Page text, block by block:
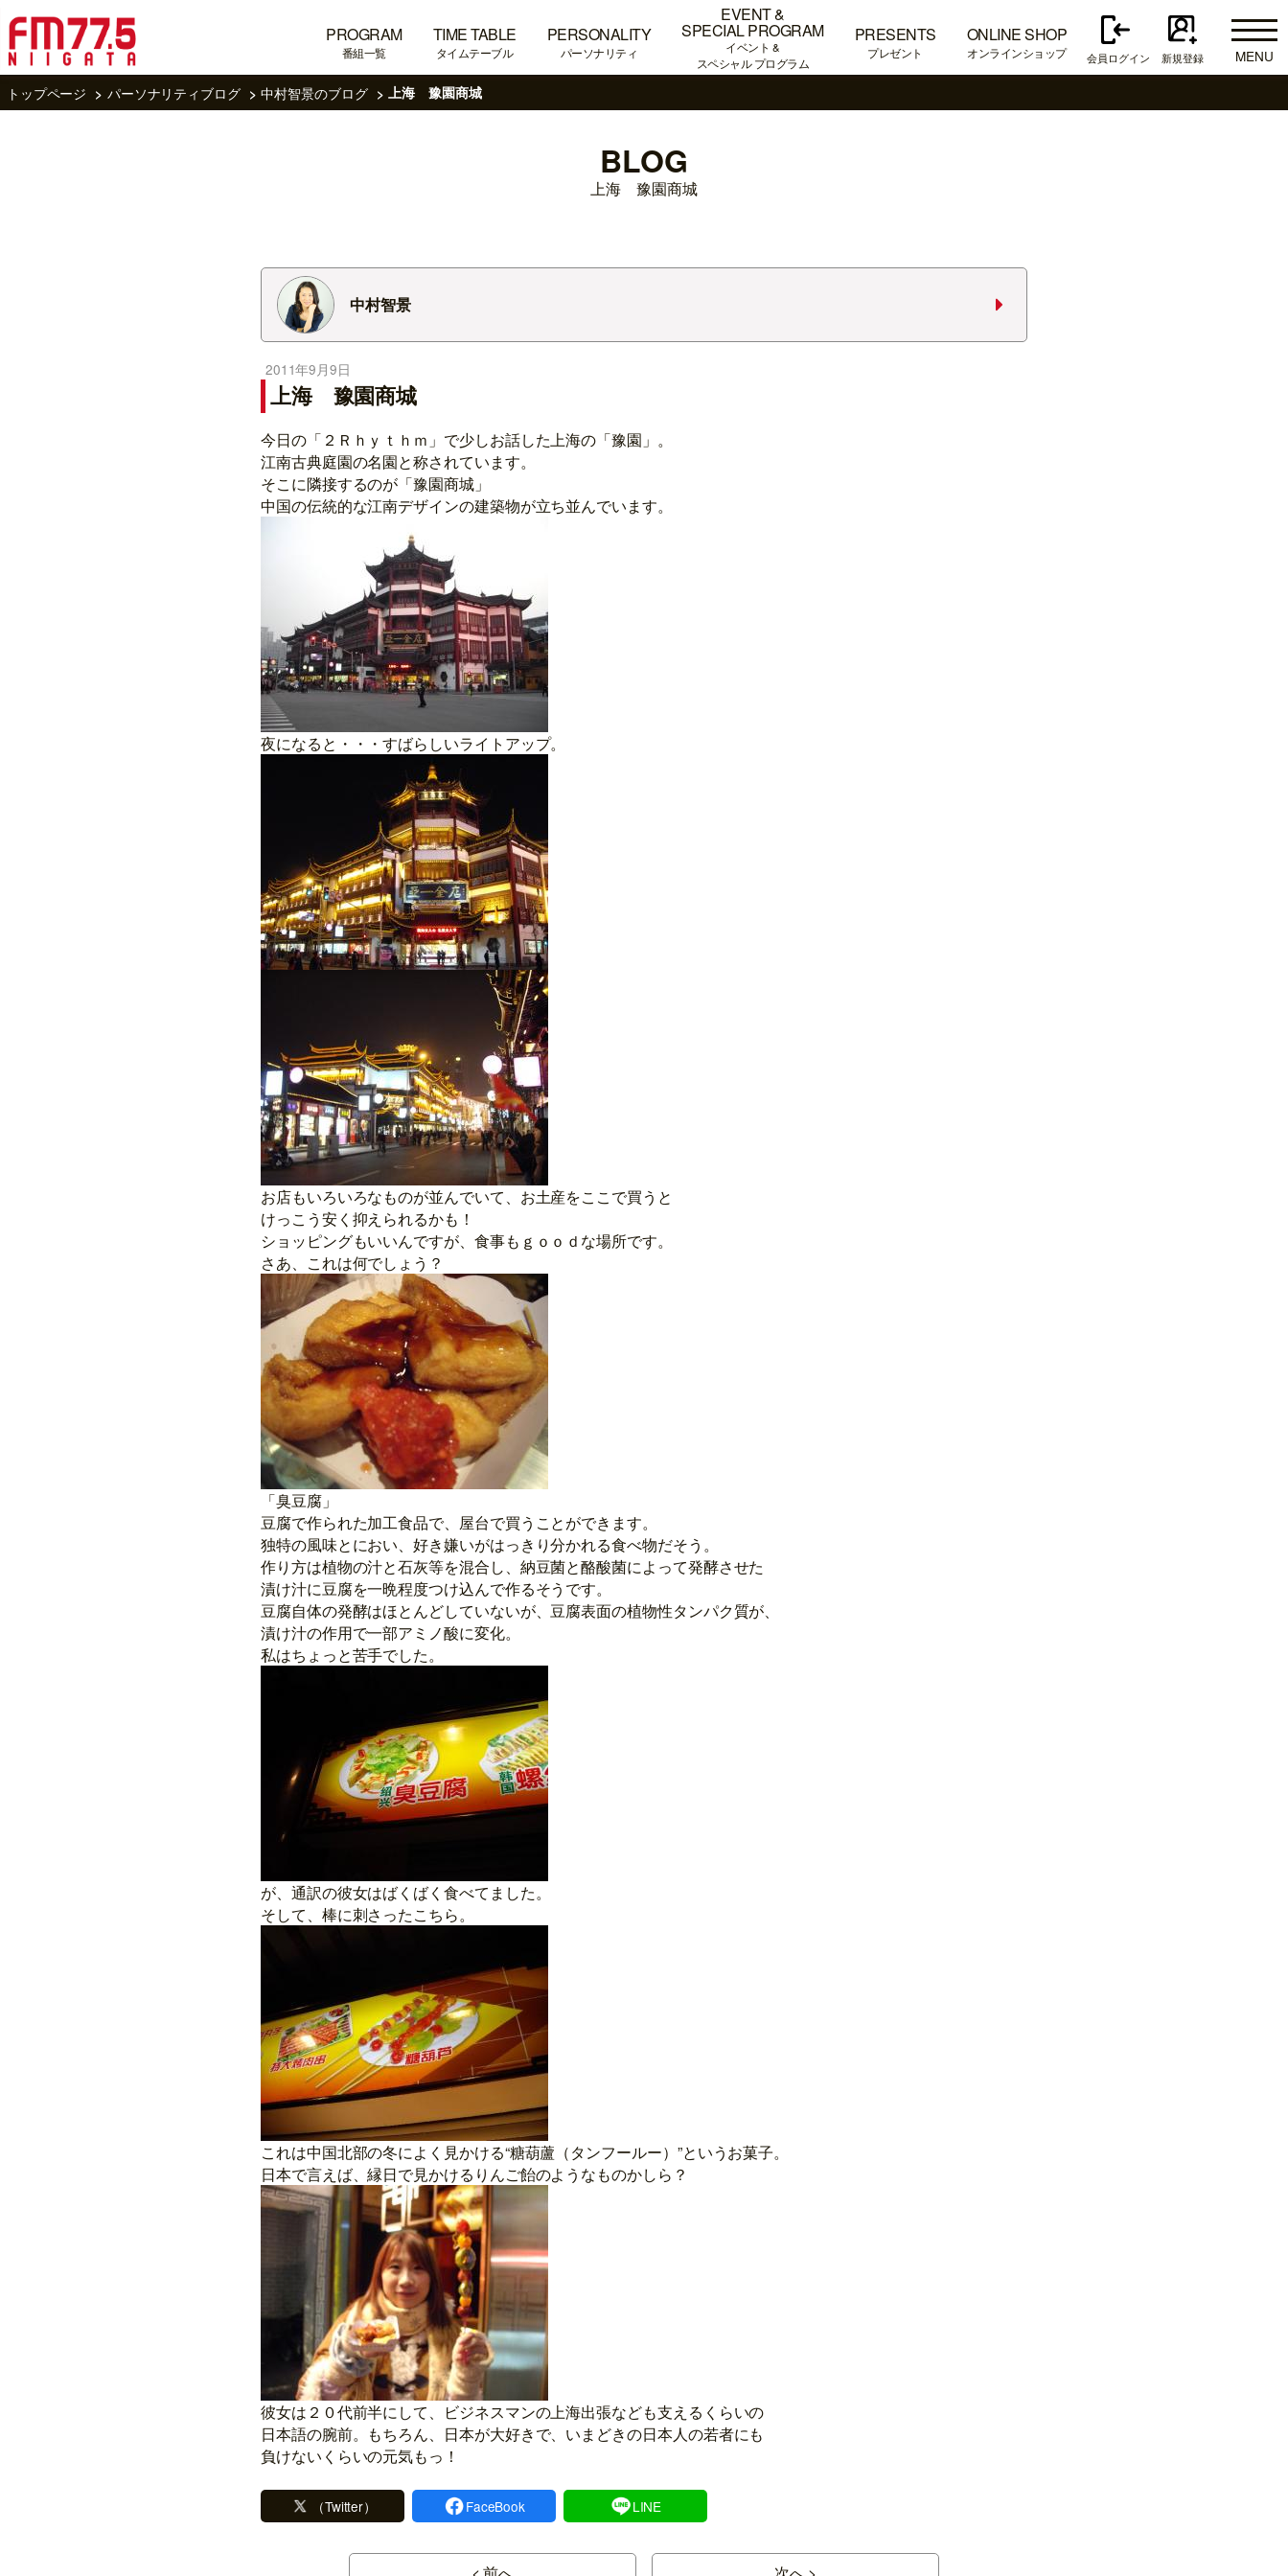
PROGRAM
番組一覧
TIME TABLE
タイムテーブル
PERSONALITY
パーソナリティ
EVENT &
SPECIAL PROGRAM
イベント &
スペシャル プログラム
PRESENTS
プレゼント
ONLINE SHOP
オンラインショップ 会員ログイン 新規登録
MENU
トップページ
パーソナリティブログ 中村智景のブログ 上海 豫園商城
BLOG
上海 豫園商城
中村智景
2011年9月9日
上海 豫園商城
今日の「２Ｒｈｙｔｈｍ」で少しお話した上海の「豫園」。
江南古典庭園の名園と称されています。
そこに隣接するのが「豫園商城」
中国の伝統的な江南デザインの建築物が立ち並んでいます。
夜になると・・・すばらしいライトアップ。
お店もいろいろなものが並んでいて、お土産をここで買うと
けっこう安く抑えられるかも！
ショッピングもいいんですが、食事もｇｏｏｄな場所です。
さあ、これは何でしょう？
「臭豆腐」
豆腐で作られた加工食品で、屋台で買うことができます。
独特の風味とにおい、好き嫌いがはっきり分かれる食べ物だそう。
作り方は植物の汁と石灰等を混合し、納豆菌と酪酸菌によって発酵させた
漬け汁に豆腐を一晩程度つけ込んで作るそうです。
豆腐自体の発酵はほとんどしていないが、豆腐表面の植物性タンパク質が、
漬け汁の作用で一部アミノ酸に変化。
私はちょっと苦手でした。
が、通訳の彼女はばくばく食べてました。
そして、棒に刺さったこちら。
これは中国北部の冬によく見かける“糖葫蘆（タンフールー）”というお菓子。
日本で言えば、縁日で見かけるりんご飴のようなものかしら？
彼女は２０代前半にして、ビジネスマンの上海出張なども支えるくらいの
日本語の腕前。もちろん、日本が大好きで、いまどきの日本人の若者にも
負けないくらいの元気もっ！
（Twitter） FaceBook LINE